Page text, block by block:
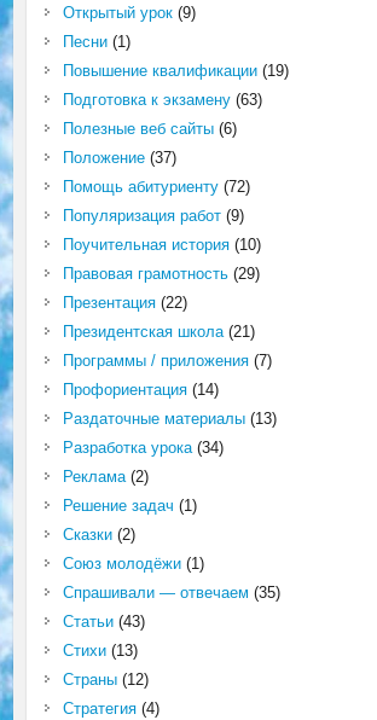
Открытый урок(9)
Песни(1)
Повышение квалификации(19)
Подготовка к экзамену(63)
Полезные веб сайты(6)
Положение(37)
Помощь абитуриенту(72)
Популяризация работ(9)
Поучительная история(10)
Правовая грамотность(29)
Презентация(22)
Президентская школа(21)
Программы / приложения(7)
Профориентация(14)
Раздаточные материалы(13)
Разработка урока(34)
Реклама(2)
Решение задач (1)
Сказки(2)
Союз молодёжи(1)
Спрашивали — отвечаем (35)
Статьи(43)
Стихи(13)
Страны(12)
Стратегия(4)